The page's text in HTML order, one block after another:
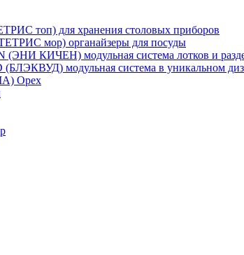
топ) для хранения столовых приборов
мор) органайзеры для посуды
КИЧЕН) модульная система лотков и
модульная система в уникальном
Орех